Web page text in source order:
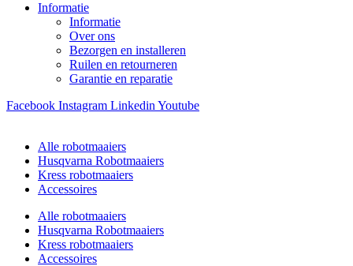
Informatie
Informatie
Over ons
Bezorgen en installeren
Ruilen en retourneren
Garantie en reparatie
Facebook Instagram Linkedin Youtube
Alle robotmaaiers
Husqvarna Robotmaaiers
Kress robotmaaiers
Accessoires
Alle robotmaaiers
Husqvarna Robotmaaiers
Kress robotmaaiers
Accessoires